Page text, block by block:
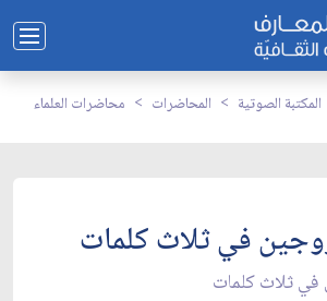
المكتبة الصوتية المحاضرات محاضرات العلماء
في ثلاث كلمات
في ثلاث كلمات